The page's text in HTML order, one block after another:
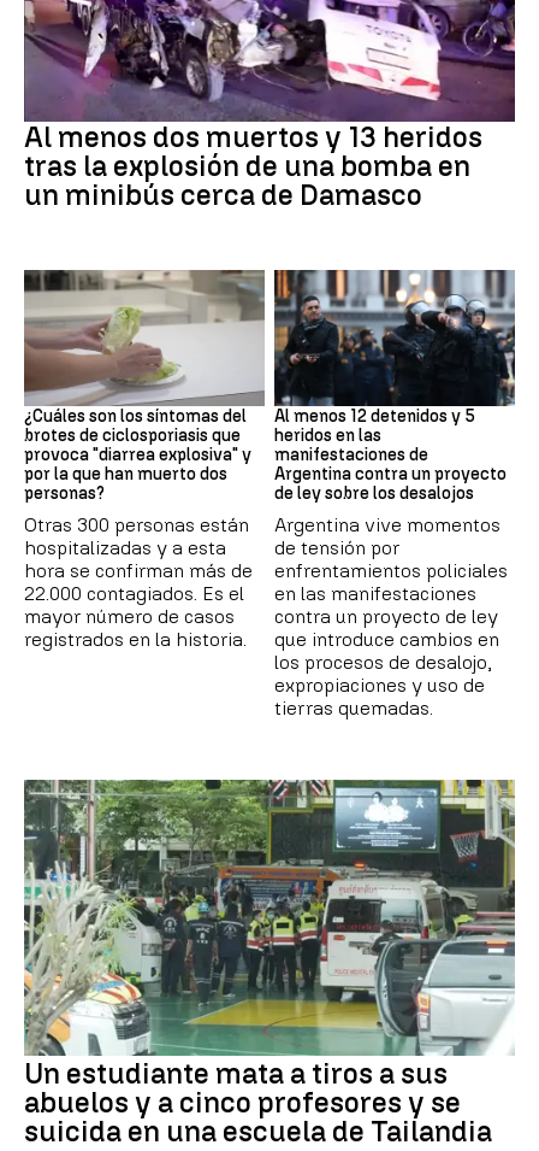
Al menos dos muertos y 13 heridos
tras la explosión de una bomba en
un minibús cerca de Damasco
Brote
¿Cuáles son los síntomas del
brotes de ciclosporiasis que
provoca "diarrea explosiva" y
por la que han muerto dos
personas?
Otras 300 personas están
hospitalizadas y a esta
hora se confirman más de
22.000 contagiados. Es el
mayor número de casos
registrados en la historia.
Protestas
Al menos 12 detenidos y 5
heridos en las
manifestaciones de
Argentina contra un proyecto
de ley sobre los desalojos
Argentina vive momentos
de tensión por
enfrentamientos policiales
en las manifestaciones
contra un proyecto de ley
que introduce cambios en
los procesos de desalojo,
expropiaciones y uso de
tierras quemadas.
Un estudiante mata a tiros a sus
abuelos y a cinco profesores y se
suicida en una escuela de Tailandia